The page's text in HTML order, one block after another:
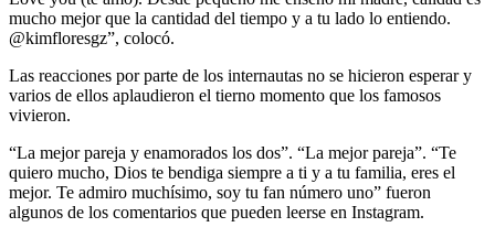
mucho mejor que la cantidad del tiempo y a tu lado lo entiendo.
@kimfloresgz”, colocó.
Las reacciones por parte de los internautas no se hicieron esperar y
varios de ellos aplaudieron el tierno momento que los famosos
vivieron.
“La mejor pareja y enamorados los dos”. “La mejor pareja”. “Te
quiero mucho, Dios te bendiga siempre a ti y a tu familia, eres el
mejor. Te admiro muchísimo, soy tu fan número uno” fueron
algunos de los comentarios que pueden leerse en Instagram.